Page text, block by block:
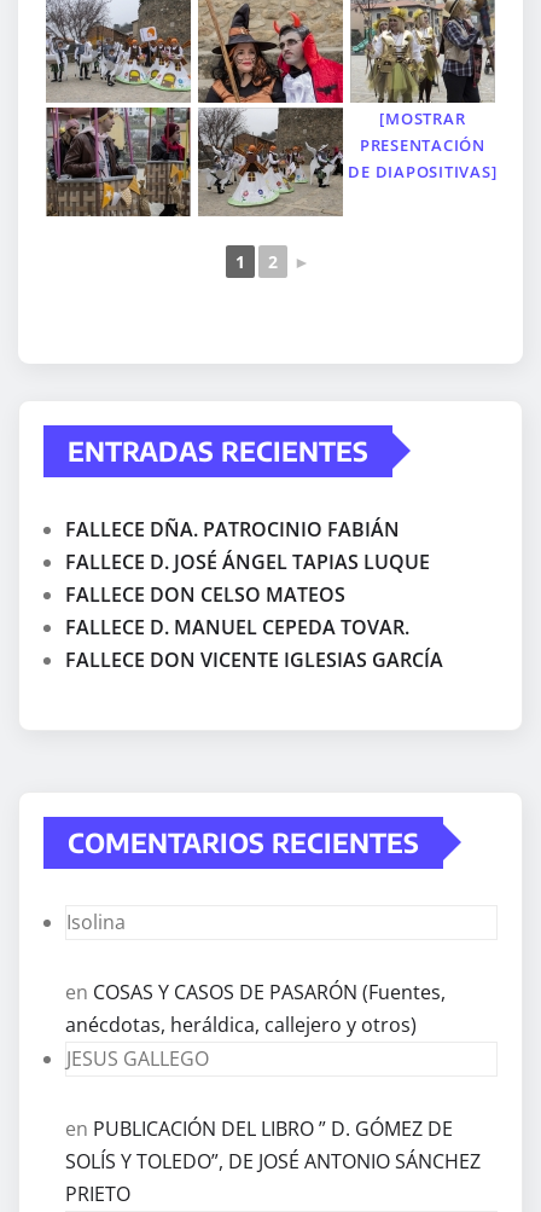
[MOSTRAR
PRESENTACIÓN
DE DIAPOSITIVAS]
1 2 ►
ENTRADAS RECIENTES
FALLECE DÑA. PATROCINIO FABIÁN
FALLECE D. JOSÉ ÁNGEL TAPIAS LUQUE
FALLECE DON CELSO MATEOS
FALLECE D. MANUEL CEPEDA TOVAR.
FALLECE DON VICENTE IGLESIAS GARCÍA
COMENTARIOS RECIENTES
Isolina
en COSAS Y CASOS DE PASARÓN (Fuentes,
anécdotas, heráldica, callejero y otros)
JESUS GALLEGO
en PUBLICACIÓN DEL LIBRO ” D. GÓMEZ DE
SOLÍS Y TOLEDO”, DE JOSÉ ANTONIO SÁNCHEZ
PRIETO